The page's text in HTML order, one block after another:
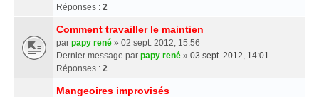
Réponses : 2
Comment travailler le maintien
par papy rené » 02 sept. 2012, 15:56
Dernier message par papy rené » 03 sept. 2012, 14:01
Réponses : 2
Mangeoires improvisés